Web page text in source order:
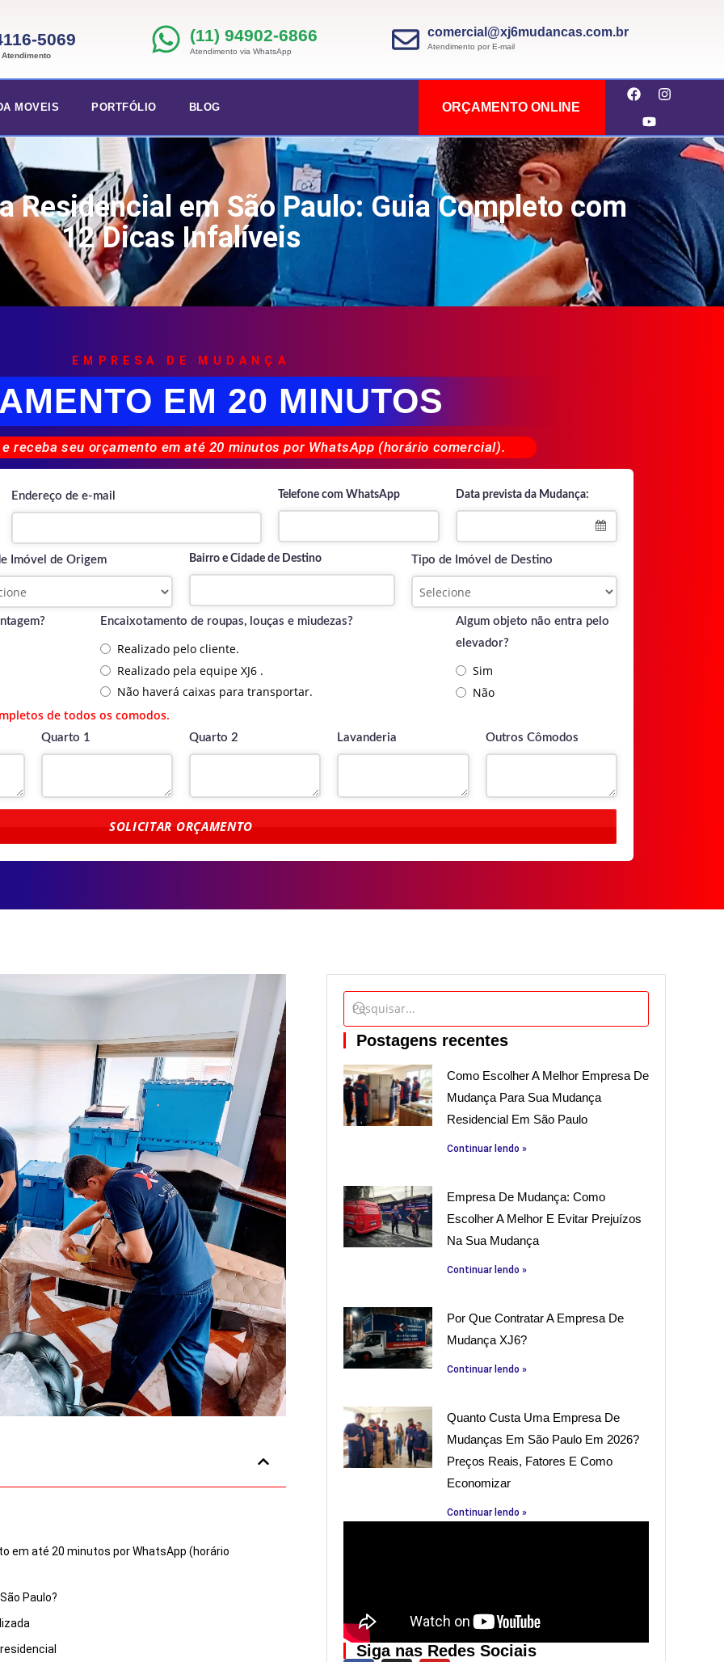
5069 (11) 94902-6866
Atendimento via WhatsApp
comercial@xj6mudancas.com.br
Atendimento por E-mail
MOVEIS PORTFÓLIO BLOG ORÇAMENTO ONLINE
Residencial em São Paulo: Guia Completo com
12 Dicas Infalíveis
EMPRESA DE MUDANÇA
EM 20 MINUTOS
receba seu orçamento em até 20 minutos por WhatsApp (horário comercial).
Endereço de e-mail Telefone com WhatsApp Data prevista da Mudança:
Imóvel de Origem Bairro e Cidade de Destino Tipo de Imóvel de Destino
Encaixotamento de roupas, louças e miudezas?
Realizado pelo cliente.
Realizado pela equipe XJ6 .
Não haverá caixas para transportar.
Algum objeto não entra pelo
elevador?
Sim
Não
de todos os comodos.
Quarto 1 Quarto 2 Lavanderia Outros Cômodos
SOLICITAR ORÇAMENTO
em até 20 minutos por WhatsApp (horário
Paulo?
Postagens recentes
Como Escolher A Melhor Empresa De
Mudança Para Sua Mudança
Residencial Em São Paulo
Continuar lendo »
Empresa De Mudança: Como
Escolher A Melhor E Evitar Prejuízos
Na Sua Mudança
Continuar lendo »
Por Que Contratar A Empresa De
Mudança XJ6?
Continuar lendo »
Quanto Custa Uma Empresa De
Mudanças Em São Paulo Em 2026?
Preços Reais, Fatores E Como
Economizar
Continuar lendo »
Siga nas Redes Sociais